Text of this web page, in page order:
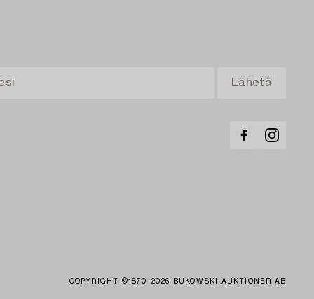
COPYRIGHT ©1870-2026 BUKOWSKI AUKTIONER AB